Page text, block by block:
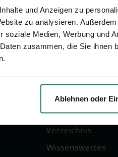
und Anzeigen zu
zu analysieren.
soziale Medien, Werbung und
zusammen, die Sie
Ablehnen oder
Vergleich
Ratgeber
Verzeichnis
Wissenswertes